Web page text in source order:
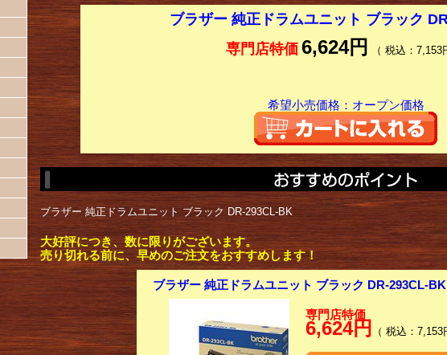
ブラザー 純正ドラムユニット ブラック
専門店特価 6,624円 （ 税込：7,153
希望小売価格：オープン価格
ブラザー 純正ドラムユニット ブラック DR-293CL-BK
大好評につき、数に限りがございます。
売り切れる前に、早めのご注文をおすすめします！
ブラザー 純正ドラムユニット ブラック DR-293CL-BK
専門店特価
6,624円 （ 税込：7,153